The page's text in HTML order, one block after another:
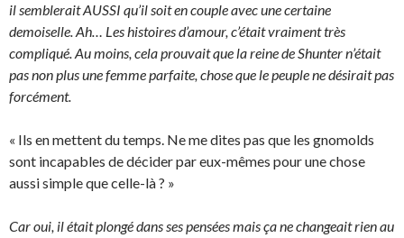
il semblerait AUSSI qu’il soit en couple avec une certaine
demoiselle. Ah… Les histoires d’amour, c’était vraiment très
compliqué. Au moins, cela prouvait que la reine de Shunter n’était
pas non plus une femme parfaite, chose que le peuple ne désirait pas
forcément.
« Ils en mettent du temps. Ne me dites pas que les gnomolds
sont incapables de décider par eux-mêmes pour une chose
aussi simple que celle-là ? »
Car oui, il était plongé dans ses pensées mais ça ne changeait rien au